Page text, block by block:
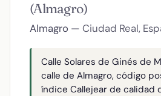
(Almagro)
Almagro — Ciudad Real,
Calle Solares de Ginés de
calle de Almagro, código
índice Callejear de calidad